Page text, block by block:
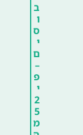
ב
ו
ס
י
ם
–
פ
י
2
5
מ